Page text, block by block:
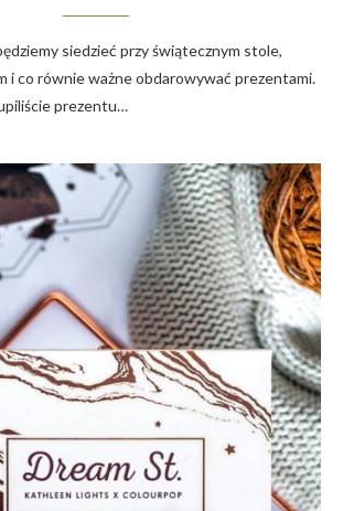
siedzieć przy świątecznym stole,
i co równie ważne obdarowywać prezentami.
prezentu…